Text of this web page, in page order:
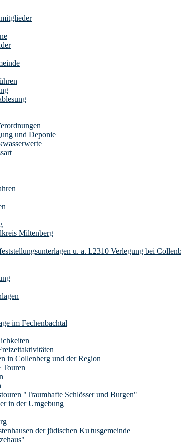
und Deponie
Miltenberg
u. a. L2310 Verlegung bei
im Fechenbachtal
in Collenberg und der Region
Touren
"Traumhafte Schlösser und Burgen"
in der Umgebung
der jüdischen Kultusgemeinde